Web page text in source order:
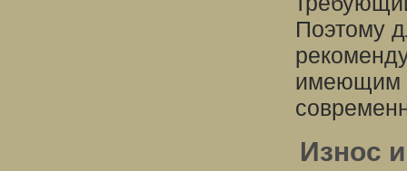
Поэтому
имеющим
Износ